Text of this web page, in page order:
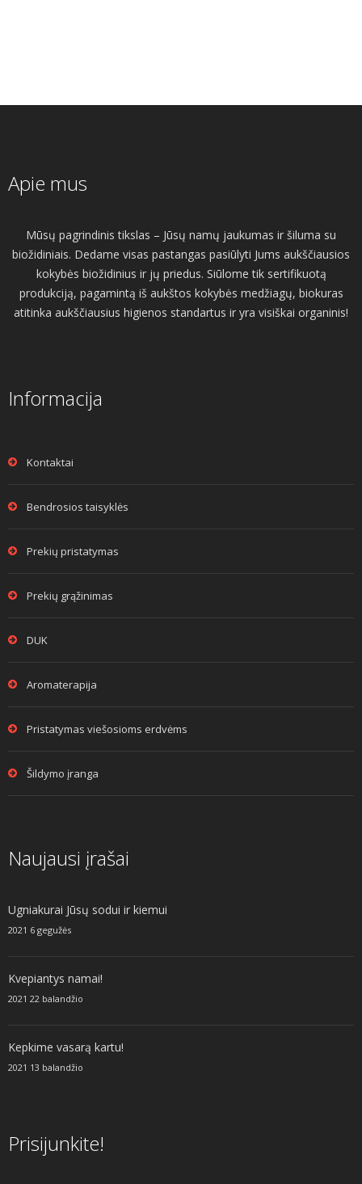
Apie mus
Mūsų pagrindinis tikslas – Jūsų namų jaukumas ir šiluma su
biožidiniais. Dedame visas pastangas pasiūlyti Jums aukščiausios
kokybės biožidinius ir jų priedus. Siūlome tik sertifikuotą
produkciją, pagamintą iš aukštos kokybės medžiagų, biokuras
atitinka aukščiausius higienos standartus ir yra visiškai organinis!
Informacija
Kontaktai
Bendrosios taisyklės
Prekių pristatymas
Prekių grąžinimas
DUK
Aromaterapija
Pristatymas viešosioms erdvėms
Šildymo įranga
Naujausi įrašai
Ugniakurai Jūsų sodui ir kiemui
2021 6 gegužės
Kvepiantys namai!
2021 22 balandžio
Kepkime vasarą kartu!
2021 13 balandžio
Prisijunkite!